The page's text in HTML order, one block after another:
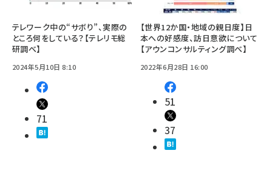
テレワーク中の“サボり”、実際の
ところ何をしている？【テレリモ総
研調べ】
2024年5月10日 8:10
71
【世界12か国・地域の親日度】日
本への好感度、訪日意欲について
【アウンコンサルティング調べ】
2022年6月28日 16:00
51
37